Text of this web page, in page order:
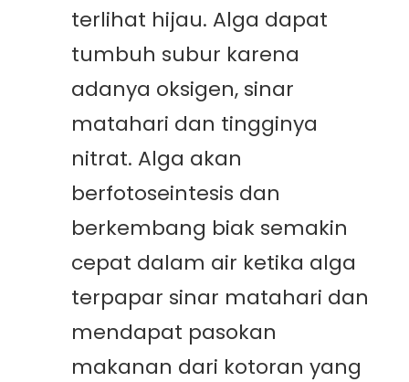
terlihat hijau. Alga dapat
tumbuh subur karena
adanya oksigen, sinar
matahari dan tingginya
nitrat. Alga akan
berfotoseintesis dan
berkembang biak semakin
cepat dalam air ketika alga
terpapar sinar matahari dan
mendapat pasokan
makanan dari kotoran yang